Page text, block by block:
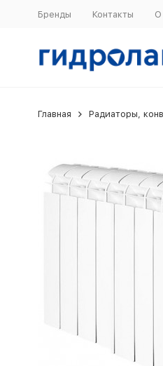
Бренды Контакты О
Главная Радиаторы,